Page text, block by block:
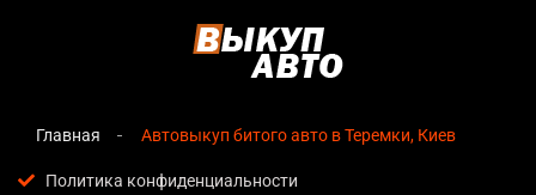
автовыкуп битого авто в Теремки, Киев
озвучивается сразу после обращения, без скрытых
Прозрачные условия— все этапы сделки полностью
Главная Автовыкуп битого авто в Теремки, Киев
Политика конфиденциальности